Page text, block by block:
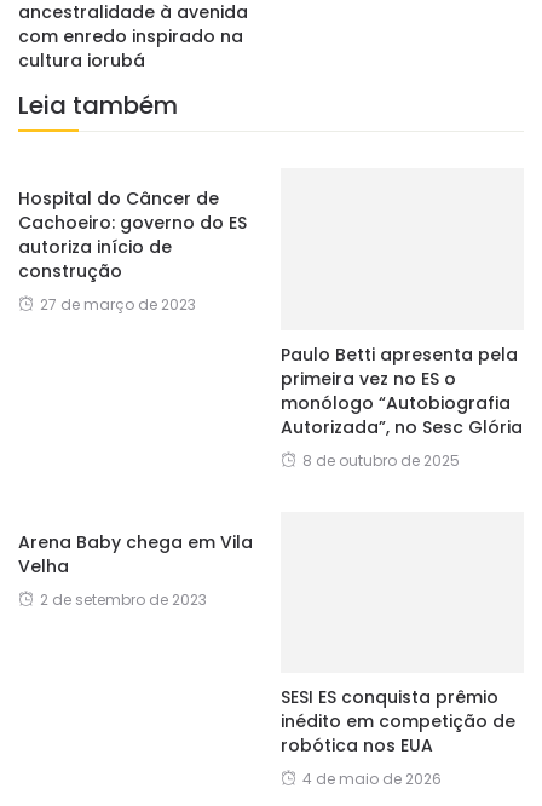
ancestralidade à avenida
com enredo inspirado na
cultura iorubá
Leia também
Hospital do Câncer de
Cachoeiro: governo do ES
autoriza início de
construção
27 de março de 2023
Paulo Betti apresenta pela
primeira vez no ES o
monólogo “Autobiografia
Autorizada”, no Sesc Glória
8 de outubro de 2025
Arena Baby chega em Vila
Velha
2 de setembro de 2023
SESI ES conquista prêmio
inédito em competição de
robótica nos EUA
4 de maio de 2026